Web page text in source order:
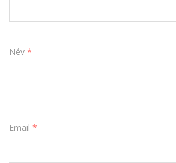
Név *
Email *